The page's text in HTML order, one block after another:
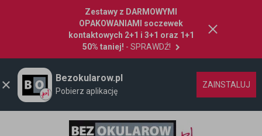
Zestawy z DARMOWYMI
OPAKOWANIAMI soczewek
kontaktowych 2+1 i 3+1 oraz 1+1
50% taniej! - SPRAWDŹ!
Bezokularow.pl
Pobierz aplikację
ZAINSTALUJ